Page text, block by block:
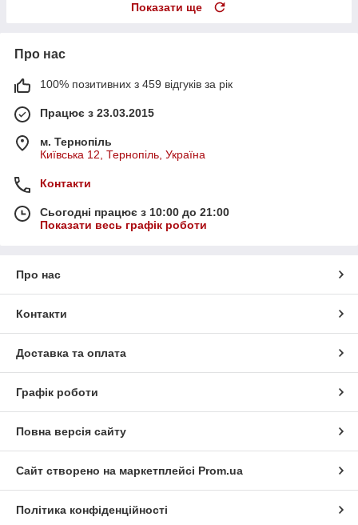
Показати ще
Про нас
100% позитивних з 459 відгуків за рік
Працює з 23.03.2015
м. Тернопіль
Київська 12, Тернопіль, Україна
Контакти
Сьогодні працює з 10:00 до 21:00
Показати весь графік роботи
Про нас
Контакти
Доставка та оплата
Графік роботи
Повна версія сайту
Сайт створено на маркетплейсі Prom.ua
Політика конфіденційності